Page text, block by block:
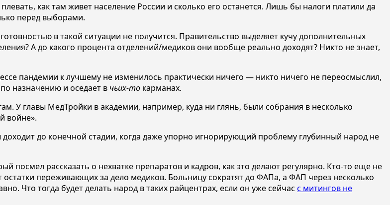
как там живет население России и сколько его останется. Лишь бы налоги платили да
перед выборами.
в такой ситуации не получится. Правительство выделяет кучу дополнительных
А до какого процента отделений/медиков они вообще реально доходят? Никто не знает,
пандемии к лучшему не изменилось практически ничего — никто ничего не переосмыслил,
назначению и оседает в чьих-то карманах.
У главы МедТройки в академии, например, куда ни глянь, были собрания в несколько
войне».
до конечной стадии, когда даже упорно игнорирующий проблему глубинный народ не
посмел рассказать о нехватке препаратов и кадров, как это делают регулярно. Кто-то еще не
остатки переживающих за дело медиков. Больницу сократят до ФАПа, а ФАП через несколько
Что тогда будет делать народ в таких райцентрах, если он уже сейчас с митингов не